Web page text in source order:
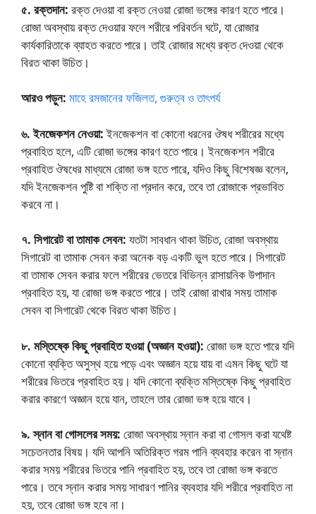
৫. রক্তদান: রক্ত দেওয়া বা রক্ত নেওয়া রোজা ভঙ্গের কারণ হতে পারে।
রোজা অবস্থায় রক্ত দেওয়ার ফলে শরীরে পরিবর্তন ঘটে, যা রোজার
কার্যকারিতাকে ব্যাহত করতে পারে। তাই রোজার মধ্যে রক্ত দেওয়া থেকে
বিরত থাকা উচিত।
আরও পড়ুন: মাহে রমজানের ফজিলত, গুরুত্ব ও তাৎপর্য
৬. ইনজেকশন নেওয়া:ইনজেকশন বা কোনো ধরনের ঔষধ শরীরের মধ্যে
প্রবাহিত হলে, এটি রোজা ভঙ্গের কারণ হতে পারে। ইনজেকশন শরীরে
প্রবাহিত ঔষধের মাধ্যমে রোজা ভঙ্গ হতে পারে, যদিও কিছু বিশেষজ্ঞ বলেন,
যদি ইনজেকশন পুষ্টি বা শক্তি না প্রদান করে, তবে তা রোজাকে প্রভাবিত
করবে না।
৭. সিগারেট বা তামাক সেবন: যতটা সাবধান থাকা উচিত, রোজা অবস্থায়
সিগারেট বা তামাক সেবন করা অনেক বড় একটি ভুল হতে পারে। সিগারেট
বা তামাক সেবন করার ফলে শরীরের ভেতরে বিভিন্ন রাসায়নিক উপাদান
প্রবাহিত হয়, যা রোজা ভঙ্গ করতে পারে। তাই রোজা রাখার সময় তামাক
সেবন বা সিগারেট থেকে বিরত থাকা উচিত।
৮. মস্তিষ্কে কিছু প্রবাহিত হওয়া (অজ্ঞান হওয়া): রোজা ভঙ্গ হতে পারে যদি
কোনো ব্যক্তি অসুস্থ হয়ে পড়ে এবং অজ্ঞান হয়ে যায় বা এমন কিছু ঘটে যা
শরীরের ভিতরে প্রবাহিত হয়। যদি কোনো ব্যক্তি মস্তিষ্কে কিছু প্রবাহিত
করার কারণে অজ্ঞান হয়ে যান, তাহলে তার রোজা ভঙ্গ হয়ে যাবে।
৯. স্নান বা গোসলের সময়: রোজা অবস্থায় স্নান করা বা গোসল করা যথেষ্ট
সচেতনতার বিষয়। যদি আপনি অতিরিক্ত গরম পানি ব্যবহার করেন বা স্নান
করার সময় শরীরের ভিতরে পানি প্রবাহিত হয়, তবে তা রোজা ভঙ্গ করতে
পারে। তবে স্নান করার সময় সাধারণ পানির ব্যবহার যদি শরীরে প্রবাহিত না
হয়, তবে রোজা ভঙ্গ হবে না।